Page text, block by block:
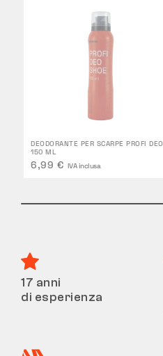
DEODORANTE PER SCARPE PROFI DEO
150 ML
6,99 € IVA inclusa
17 anni
di esperienza